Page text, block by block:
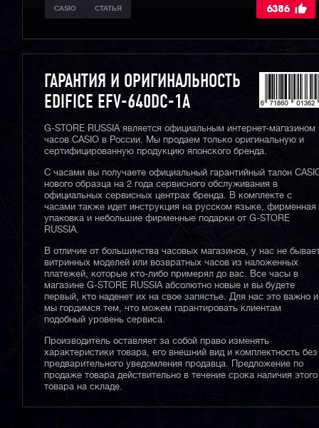
CASIO СТАТЬЯ 6386
ГАРАНТИЯ И ОРИГИНАЛЬНОСТЬ
EDIFICE EFV-640DC-1A
G-STORE RUSSIA является официальным интернет-магазином
часов CASIO в России. Мы продаем только оригинальную и
сертифицированную продукцию японского бренда.
С часами вы получаете официальный гарантийный талон
нового образца на 2 года сервисного обслуживания в
официальных сервисных центрах бренда. В комплекте с
часами также идет инструкция на русском языке, фирменная
упаковка и небольшие фирменные подарки от G-STORE
RUSSIA.
В отличие от большинства часовых магазинов, у нас не
витринных моделей или возвратных часов из наложенных
платежей, которые кто-либо примерял до вас. Все часы в
магазине G-STORE RUSSIA абсолютно новые и вы будете
первый, кто наденет их на свое запястье. Для нас это важно и
мы гордимся тем, что можем гарантировать клиентам
подобный уровень сервиса.
Производитель оставляет за собой право изменять
характеристики товара, его внешний вид и комплектность без
предварительного уведомления продавца. Предложение по
продаже товара действительно в течение срока наличия этого
товара на складе.